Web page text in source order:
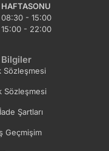
HAFTASONU
08:30 - 15:00
15:00 - 22:00
Bilgiler
Sözleşmesi
Sözleşmesi
Şartları
Geçmişim